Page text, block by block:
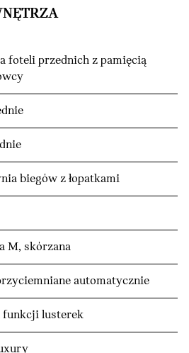
foteli przednich z pamięcią
biegów z łopatkami
M, skórzana
automatycznie
funkcji lusterek